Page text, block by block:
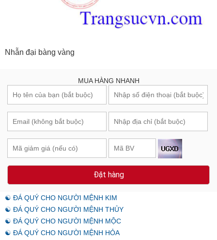
Nhẫn đại bàng vàng
MUA HÀNG NHANH
Đặt hàng
☯ ĐÁ QUÝ CHO NGƯỜI MỆNH KIM
☯ ĐÁ QUÝ CHO NGƯỜI MỆNH THỦY
☯ ĐÁ QUÝ CHO NGƯỜI MỆNH MỘC
☯ ĐÁ QUÝ CHO NGƯỜI MỆNH HỎA